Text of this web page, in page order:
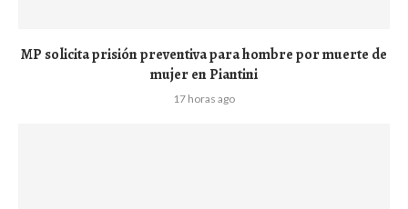
MP solicita prisión preventiva para hombre por muerte de
mujer en Piantini
17 horas ago